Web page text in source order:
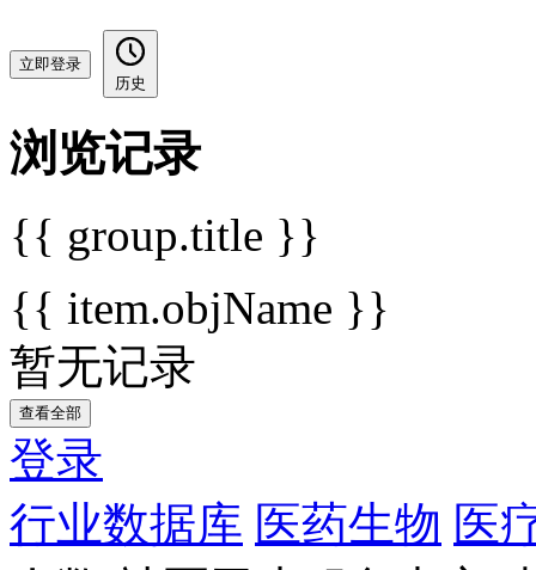
立即登录
历史
浏览记录
{{ group.title }}
{{ item.objName }}
暂无记录
查看全部
登录
行业数据库 医药生物 医